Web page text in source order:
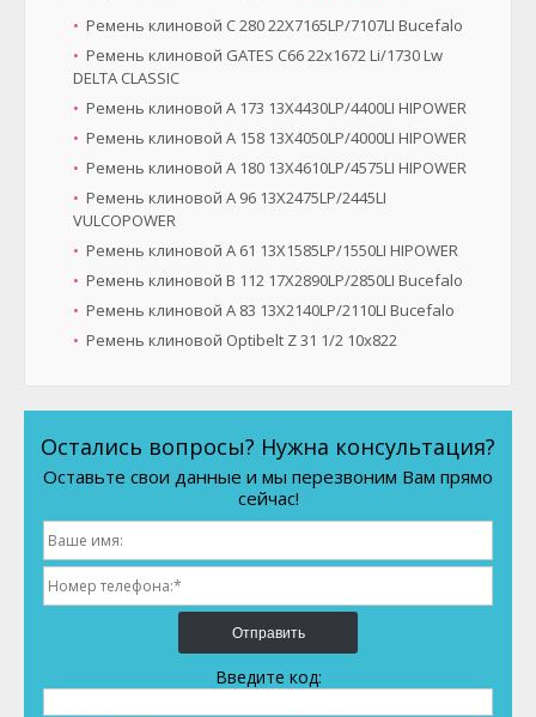
Ремень клиновой C 280 22X7165LP/7107LI Bucefalo
Ремень клиновой GATES C66 22x1672 Li/1730 Lw
DELTA CLASSIC
Ремень клиновой A 173 13X4430LP/4400LI HIPOWER
Ремень клиновой A 158 13X4050LP/4000LI HIPOWER
Ремень клиновой A 180 13X4610LP/4575LI HIPOWER
Ремень клиновой A 96 13X2475LP/2445LI
VULCOPOWER
Ремень клиновой A 61 13X1585LP/1550LI HIPOWER
Ремень клиновой B 112 17X2890LP/2850LI Bucefalo
Ремень клиновой A 83 13X2140LP/2110LI Bucefalo
Ремень клиновой Optibelt Z 31 1/2 10х822
Остались вопросы? Нужна консультация?
Оставьте свои данные и мы перезвоним Вам прямо
сейчас!
Отправить
Введите код: